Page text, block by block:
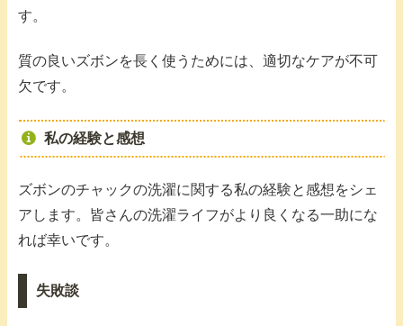
す。
質の良いズボンを長く使うためには、適切なケアが不可
欠です。
私の経験と感想
ズボンのチャックの洗濯に関する私の経験と感想をシェ
アします。皆さんの洗濯ライフがより良くなる一助にな
れば幸いです。
失敗談